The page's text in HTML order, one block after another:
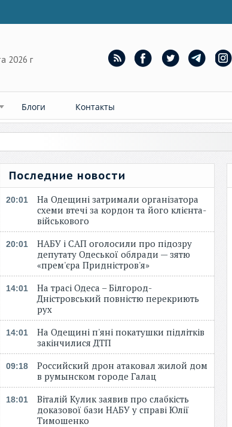
2026 г
Блоги Контакты
Последние новости
20:01
На Одещині затримали організатора
схеми втечі за кордон та його клієнта-
військового
20:01
НАБУ і САП оголосили про підозру
депутату Одеської облради — зятю
«прем'єра Придністров'я»
14:01
На трасі Одеса – Білгород-
Дністровський повністю перекриють
рух
14:01
На Одещині п'яні покатушки підлітків
закінчилися ДТП
09:18
Российский дрон атаковал жилой дом
в румынском городе Галац
18:01
Віталій Кулик заявив про слабкість
доказової бази НАБУ у справі Юлії
Тимошенко